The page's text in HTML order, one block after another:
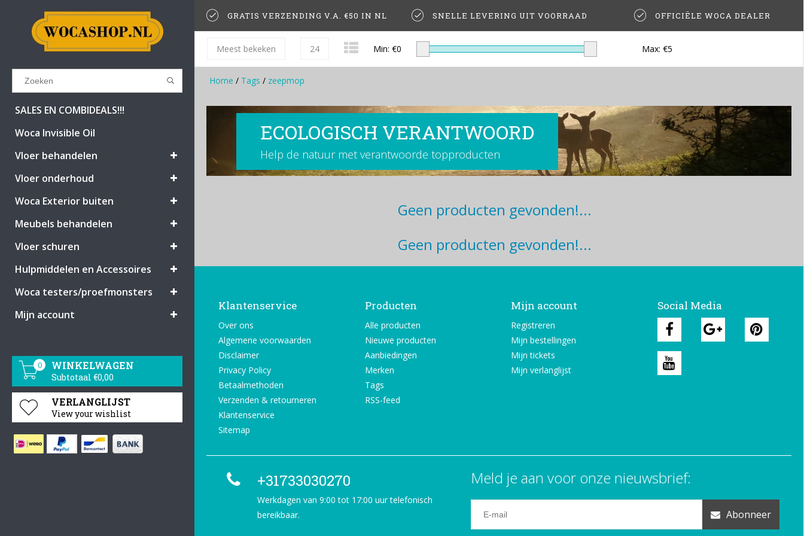
Results found
BEKIJK ALLE RESULTATEN
GA TERUG
SALES EN COMBIDEALS!!!
Woca Invisible Oil
Vloer behandelen
Vloer onderhoud
Woca Exterior buiten
Meubels behandelen
Vloer schuren
Hulpmiddelen en Accessoires
Woca testers/proefmonsters
Mijn account
0 WINKELWAGEN
Subtotaal €0,00
VERLANGLIJST
View your wishlist
GRATIS VERZENDING V.A. €50 IN NL SNELLE LEVERING UIT VOORRAAD OFFICIËLE WOCA DEALER
Meest bekeken 24 Min: €0 Max: €5
Home / Tags / zeepmop
ECOLOGISCH VERANTWOORD
Help de natuur met verantwoorde topproducten
Geen producten gevonden!...
Geen producten gevonden!...
Klantenservice
Over ons
Algemene voorwaarden
Disclaimer
Privacy Policy
Betaalmethoden
Verzenden & retourneren
Klantenservice
Sitemap
Producten
Alle producten
Nieuwe producten
Aanbiedingen
Merken
Tags
RSS-feed
Mijn account
Registreren
Mijn bestellingen
Mijn tickets
Mijn verlanglijst
Social Media
+31733030270
Werkdagen van 9:00 tot 17:00 uur telefonisch
bereikbaar.
Meld je aan voor onze nieuwsbrief:
Abonneer